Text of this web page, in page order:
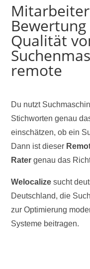
Qualität
remote
Du nutzt
Stichworten genau
einschätzen, ob ein
Dann ist dieser
Rater genau das
Welocalize sucht
Deutschland, die
zur Optimierung
Systeme beitragen.